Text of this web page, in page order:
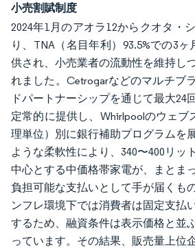
小売割賦制度
2024年1月のアオラ12からクオタ・
り、TNA（名目年利）93.5%での3
供され、小売業者の流動性を維持し
れました。Cetrogarなどのマルチブ
ドパートナーシップを通じて最大24
定常的に提供し、Whirlpoolのウェブ
理単位）別に銀行補助プログラムを
ような柔軟性により、340〜400リッ
中心とする中価格帯家電が、まとま
負担可能な支払いとして手が届くも
ンフレ環境下では消費者は固定支払
するため、融資条件は表示価格と並
っています。その結果、販売量上位